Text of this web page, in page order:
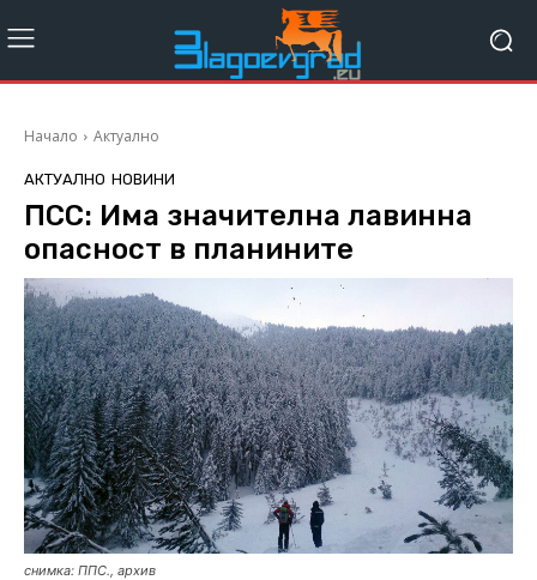
Начало Актуално
АКТУАЛНО НОВИНИ
ПСС: Има значителна лавинна
опасност в планините
снимка: ППС., aрхив